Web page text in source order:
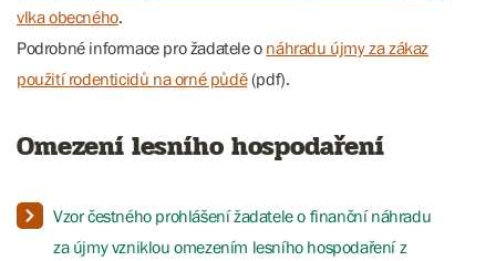
vlka obecného.
Podrobné informace pro žadatele o náhradu újmy za zákaz
použití rodenticidů na orné půdě(pdf).
Omezení lesního hospodaření
Vzor čestného prohlášení žadatele o finanční náhradu
za újmy vzniklou omezením lesního hospodaření z